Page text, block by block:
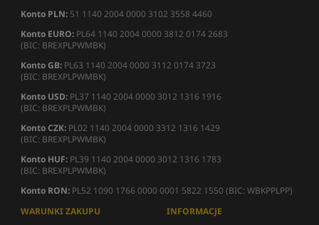
Konto PLN: 51 1140 2004 0000 3102 3558 4460
Konto EURO: PL64 1140 2004 0000 3812 0174 2683
(BIC: BREXPLPWMBK)
Konto GB: PL63 1140 2004 0000 3112 0174 3723
(BIC: BREXPLPWMBK)
Konto USD: PL37 1140 2004 0000 3012 1316 1916
(BIC: BREXPLPWMBK)
Konto CZK: PL02 1140 2004 0000 3312 1316 1429
(BIC: BREXPLPWMBK)
Konto HUF: PL39 1140 2004 0000 3012 1316 1783
(BIC: BREXPLPWMBK)
Konto RON: PL52 1090 1766 0000 0001 5822 1550 (BIC: WBKPPLPP)
WARUNKI ZAKUPU
INFORMACJE